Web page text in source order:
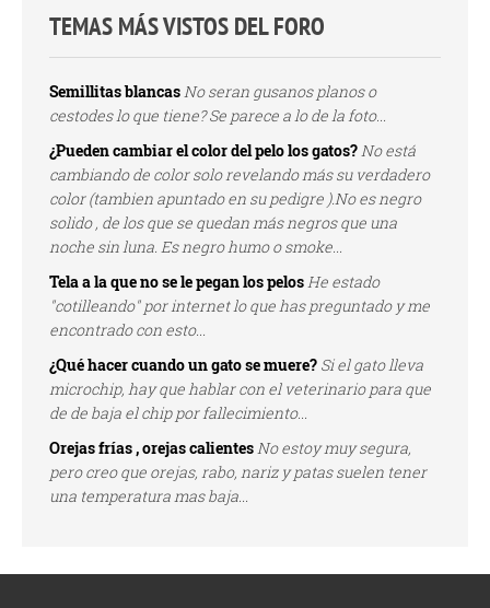
TEMAS MÁS VISTOS DEL FORO
Semillitas blancasNo seran gusanos planos o
cestodes lo que tiene? Se parece a lo de la foto...
¿Pueden cambiar el color del pelo los gatos?No está
cambiando de color solo revelando más su verdadero
color (tambien apuntado en su pedigre ).No es negro
solido , de los que se quedan más negros que una
noche sin luna. Es negro humo o smoke...
Tela a la que no se le pegan los pelosHe estado
"cotilleando" por internet lo que has preguntado y me
encontrado con esto...
¿Qué hacer cuando un gato se muere? Si el gato lleva
microchip, hay que hablar con el veterinario para que
de de baja el chip por fallecimiento...
Orejas frías , orejas calientesNo estoy muy segura,
pero creo que orejas, rabo, nariz y patas suelen tener
una temperatura mas baja...